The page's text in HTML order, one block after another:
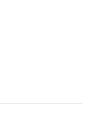
horen dat je je
volgende keer.